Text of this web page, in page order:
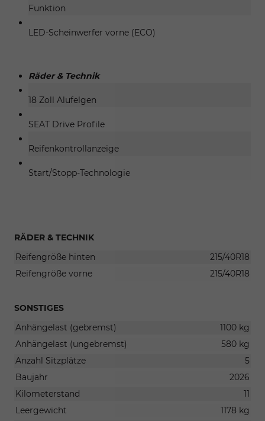
Funktion
LED-Scheinwerfer vorne (ECO)
Räder & Technik
18 Zoll Alufelgen
SEAT Drive Profile
Reifenkontrollanzeige
Start/Stopp-Technologie
RÄDER & TECHNIK
Reifengröße hinten
215/40R18
Reifengröße vorne
215/40R18
SONSTIGES
Anhängelast (gebremst)
1100 kg
Anhängelast (ungebremst)
580 kg
Anzahl Sitzplätze
5
Baujahr
2026
Kilometerstand
11
Leergewicht
1178 kg